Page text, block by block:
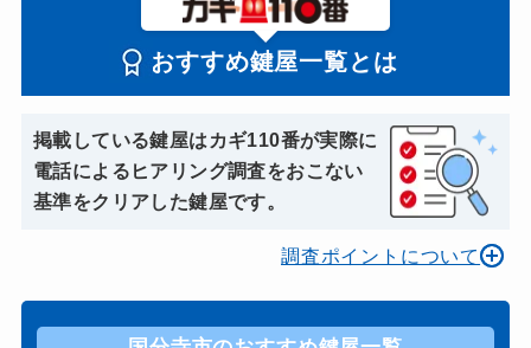
おすすめ鍵屋一覧とは
掲載している鍵屋はカギ110番が実際に
電話によるヒアリング調査をおこない
基準をクリアした鍵屋です。
調査ポイントについて